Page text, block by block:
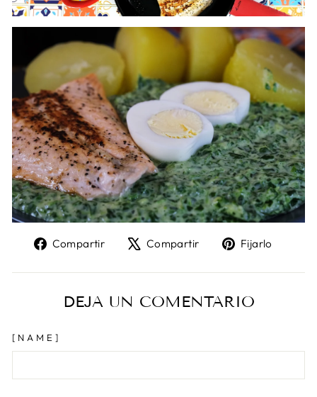
Compartir
Compartir
Facebook
Compartir
Tweet
X
Fijarlo
DEJA UN COMENTARIO
[NAME]